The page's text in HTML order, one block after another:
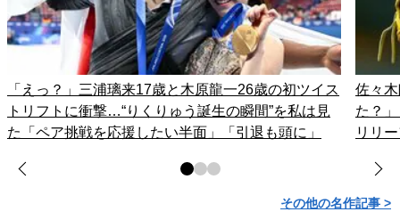
「えっ？」三浦璃来17歳と木原龍一26歳の初ツイス
トリフトに衝撃…“りくりゅう誕生の瞬間”を私は見
た「ペア挑戦を応援したい半面」「引退も頭に」
佐々
た？
リリ
その他の名作記事 >